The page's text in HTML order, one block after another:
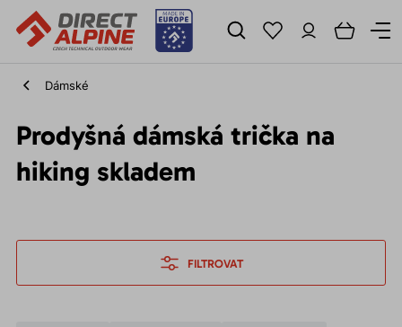
Dámské
Prodyšná dámská trička na
hiking skladem
FILTROVAT